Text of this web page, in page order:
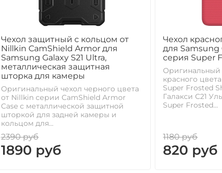
Чехол защитный с кольцом от
Nillkin CamShield Armor для
Samsung Galaxy S21 Ultra,
металлическая защитная
шторка для камеры
Оригинальный чехол черного цвета
от Nillkin серии CamShield Armor
Case с металлической защитной
шторкой для задней камеры и
кольцом для...
2390 руб
1890 руб
Чехол
для Samsung
серия Super
Оригинальный
красного
Super Frosted
Галакси С21
Super Frosted...
1180 руб
820 руб